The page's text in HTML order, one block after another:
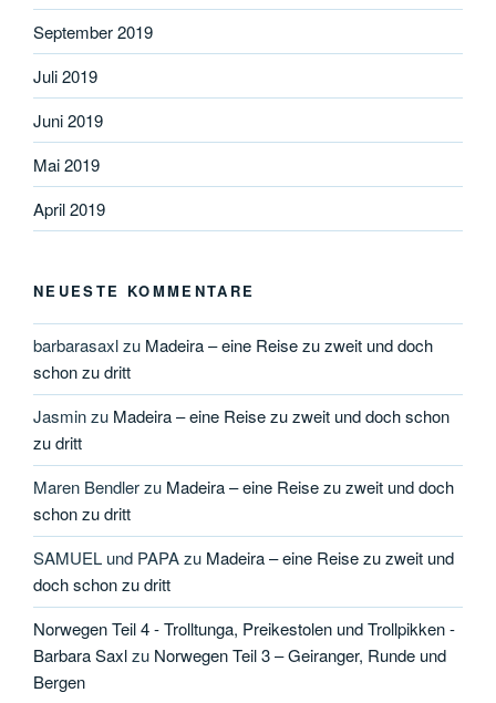
September 2019
Juli 2019
Juni 2019
Mai 2019
April 2019
NEUESTE KOMMENTARE
barbarasaxlzu Madeira – eine Reise zu zweit und doch
schon zu dritt
Jasminzu Madeira – eine Reise zu zweit und doch schon
zu dritt
Maren Bendlerzu Madeira – eine Reise zu zweit und doch
schon zu dritt
SAMUEL und PAPAzu Madeira – eine Reise zu zweit und
doch schon zu dritt
Norwegen Teil 4 - Trolltunga, Preikestolen und Trollpikken -
Barbara Saxlzu Norwegen Teil 3 – Geiranger, Runde und
Bergen